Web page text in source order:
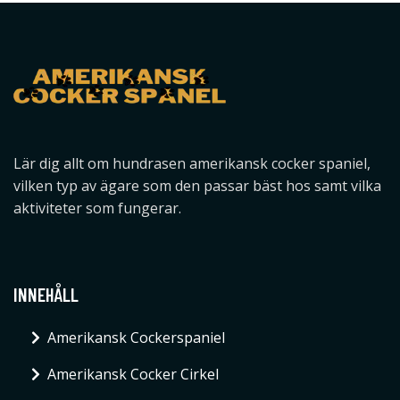
Lär dig allt om hundrasen amerikansk cocker spaniel,
vilken typ av ägare som den passar bäst hos samt vilka
aktiviteter som fungerar.
INNEHÅLL
Amerikansk Cockerspaniel
Amerikansk Cocker Cirkel